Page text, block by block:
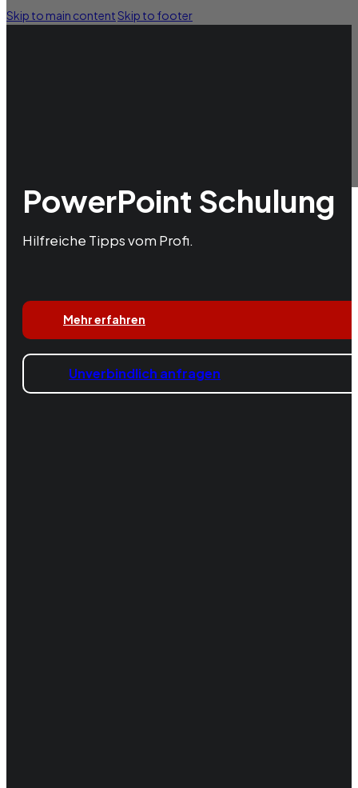
Skip to main contentSkip to footer
PowerPoint Schulung
Hilfreiche Tipps vom Profi.
Mehr erfahren
Unverbindlich anfragen